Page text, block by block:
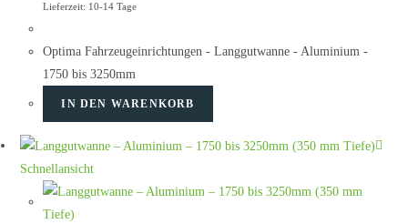
Lieferzeit: 10-14 Tage
Optima Fahrzeugeinrichtungen - Langgutwanne - Aluminium -
1750 bis 3250mm
IN DEN WARENKORB
Schnellansicht